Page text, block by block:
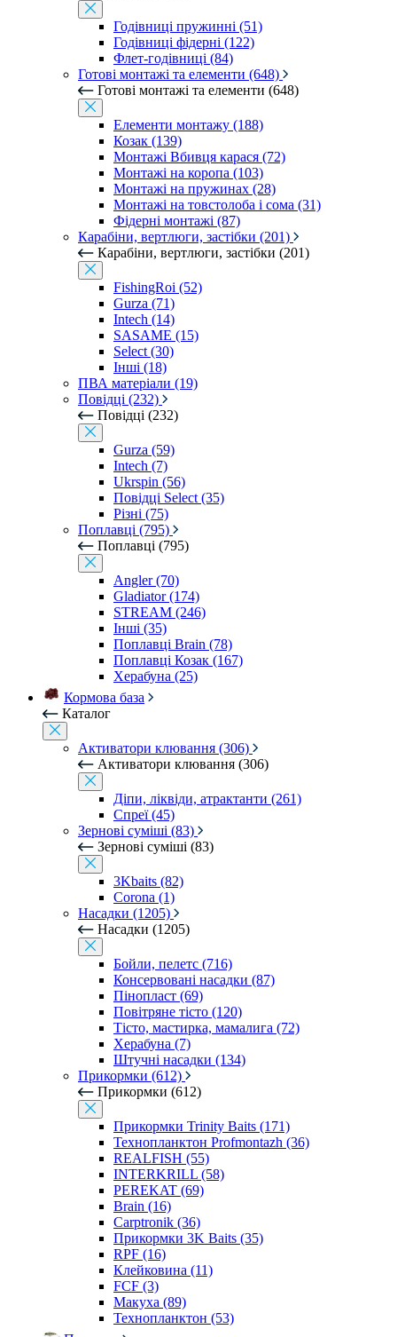
Годівниці пружинні (51)
Годівниці фідерні (122)
Флет-годівниці (84)
Готові монтажі та елементи (648)
Готові монтажі та елементи (648)
Елементи монтажу (188)
Козак (139)
Монтажі Вбивця карася (72)
Монтажі на коропа (103)
Монтажі на пружинах (28)
Монтажі на товстолоба і сома (31)
Фідерні монтажі (87)
Карабіни, вертлюги, застібки (201)
Карабіни, вертлюги, застібки (201)
FishingRoi (52)
Gurza (71)
Intech (14)
SASAME (15)
Select (30)
Інші (18)
ПВА матеріали (19)
Повідці (232)
Повідці (232)
Gurza (59)
Intech (7)
Ukrspin (56)
Повідці Select (35)
Різні (75)
Поплавці (795)
Поплавці (795)
Angler (70)
Gladiator (174)
STREAM (246)
Інші (35)
Поплавці Brain (78)
Поплавці Козак (167)
Херабуна (25)
Кормова база
Каталог
Активатори клювання (306)
Активатори клювання (306)
Діпи, ліквіди, атрактанти (261)
Спреї (45)
Зернові суміші (83)
Зернові суміші (83)
3Kbaits (82)
Corona (1)
Насадки (1205)
Насадки (1205)
Бойли, пелетс (716)
Консервовані насадки (87)
Пінопласт (69)
Повітряне тісто (120)
Тісто, мастирка, мамалига (72)
Херабуна (7)
Штучні насадки (134)
Прикормки (612)
Прикормки (612)
Прикормки Trinity Baits (171)
Технопланктон Profmontazh (36)
REALFISH (55)
INTERKRILL (58)
PEREKAT (69)
Brain (16)
Carptronik (36)
Прикормки 3K Baits (35)
RPF (16)
Клейковина (11)
FCF (3)
Макуха (89)
Технопланктон (53)